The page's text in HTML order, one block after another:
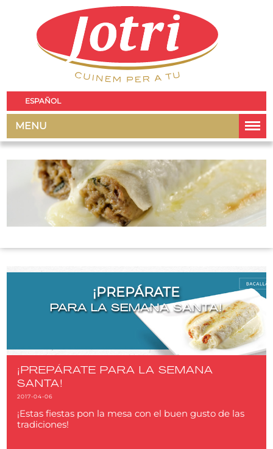
ESPAÑOL
MENU
¡PREPÁRATE
PARA LA SEMANA SANTA!
¡PREPÁRATE PARA LA SEMANA
SANTA!
2017-04-06
¡Estas fiestas pon la mesa con el buen gusto de las
tradiciones!